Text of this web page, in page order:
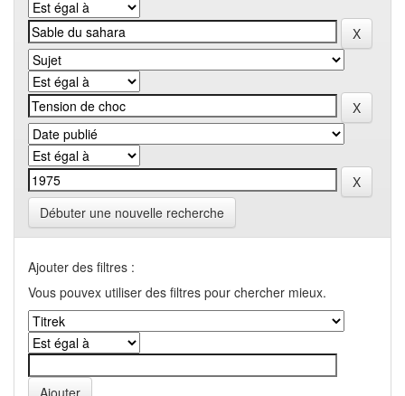
Débuter une nouvelle recherche
Ajouter des filtres :
Vous pouvex utiliser des filtres pour chercher mieux.